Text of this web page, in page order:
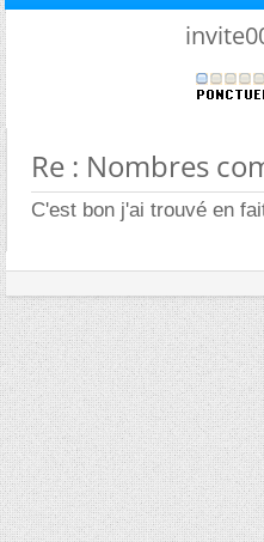
Re : Nombres
C'est bon j'ai trouvé en